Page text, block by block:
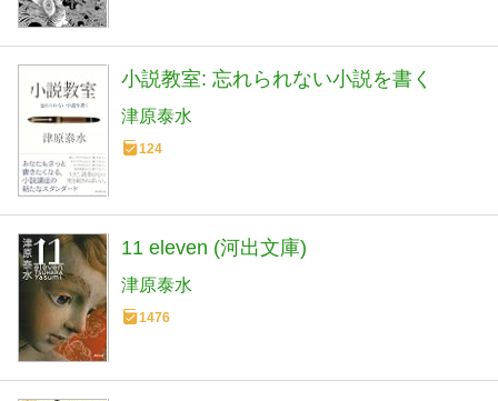
小説教室: 忘れられない小説を書く
津原泰水
124
11 eleven (河出文庫)
津原泰水
1476